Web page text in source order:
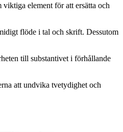
element för att ersätta och
flöde i tal och skrift. Dessutom
till substantivet i förhållande
att undvika tvetydighet och